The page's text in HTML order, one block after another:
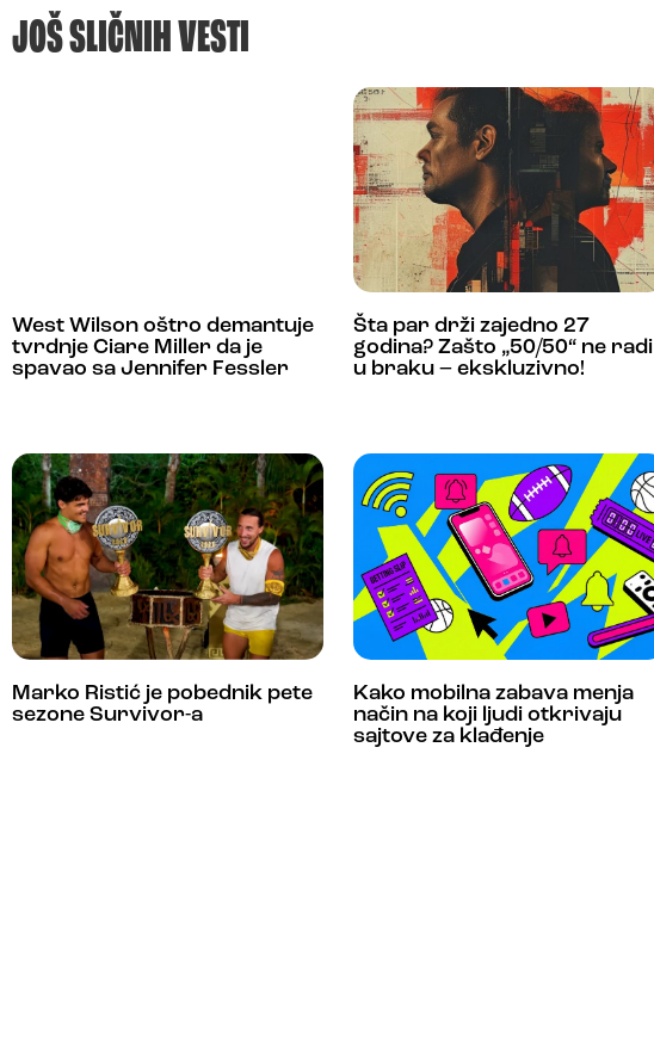
JOŠ SLIČNIH VESTI
West Wilson oštro demantuje
tvrdnje Ciare Miller da je
spavao sa Jennifer Fessler
Šta par drži zajedno 27
godina? Zašto „50/50“ ne radi
u braku – ekskluzivno!
Marko Ristić je pobednik pete
sezone Survivor-a
Kako mobilna zabava menja
način na koji ljudi otkrivaju
sajtove za klađenje